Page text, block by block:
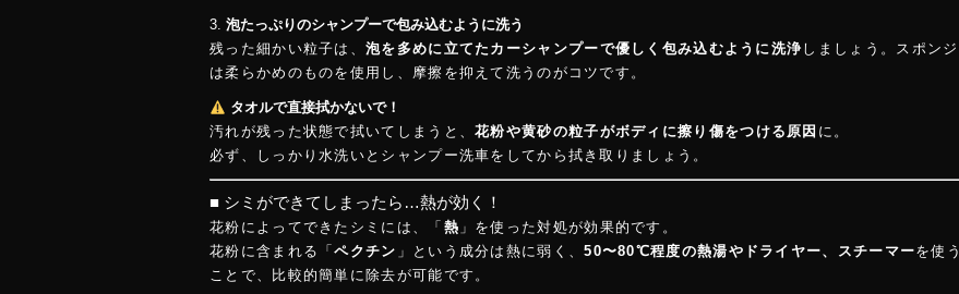
3. 泡たっぷりのシャンプーで包み込むように洗う
残った細かい粒子は、 泡を多めに立てたカーシャンプーで優しく包み込むように洗浄 しましょう。スポンジ
は柔らかめのものを使用し、摩擦を抑えて洗うのがコツです。
タオルで直接拭かないで！
汚れが残った状態で拭いてしまうと、花粉や黄砂の粒子がボディに擦り傷をつける原因 に。
必ず、しっかり水洗いとシャンプー洗車をしてから拭き取りましょう。
■ シミができてしまったら…熱が効く！
花粉によってできたシミには、「 熱 」を使った対処が効果的です。
花粉に含まれる「ペクチン 」という成分は熱に弱く、50〜80℃程度の熱湯やドライヤー、スチーマーを使う
ことで、比較的簡単に除去が可能です。